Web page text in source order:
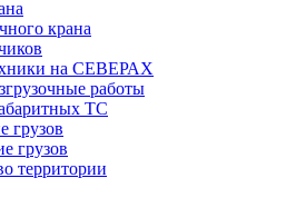
крана
на СЕВЕРАХ
работы
ТС
грузов
грузов
территории